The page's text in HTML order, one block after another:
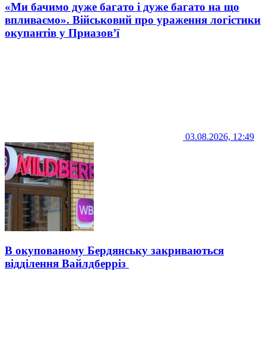
«Ми бачимо дуже багато і дуже багато на що
впливаємо». Військовий про ураження логістики
окупантів у Приазов’ї
03.08.2026, 12:49
В окупованому Бердянську закриваються
відділення Вайлдберріз